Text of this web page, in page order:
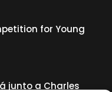
for Young
junto a Charles